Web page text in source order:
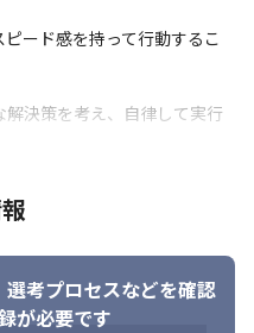
積むことができます
合わせて成長できる環境です
ード感を持って行動するこ
解決策を考え、自律して実行
選考プロセスなどを確認
が必要です